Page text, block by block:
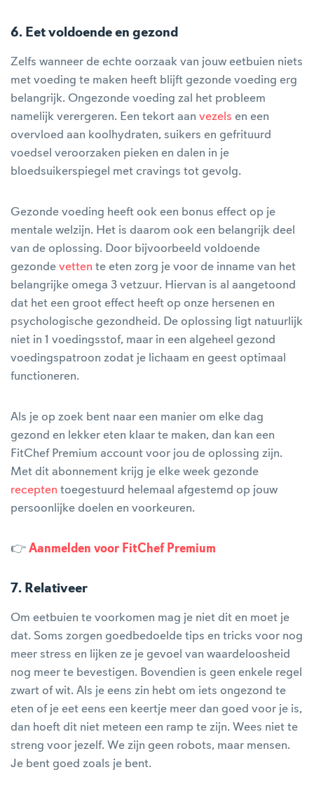
6. Eet voldoende en gezond
Zelfs wanneer de echte oorzaak van jouw eetbuien niets
met voeding te maken heeft blijft gezonde voeding erg
belangrijk. Ongezonde voeding zal het probleem
namelijk verergeren. Een tekort aan vezels en een
overvloed aan koolhydraten, suikers en gefrituurd
voedsel veroorzaken pieken en dalen in je
bloedsuikerspiegel met cravings tot gevolg.
Gezonde voeding heeft ook een bonus effect op je
mentale welzijn. Het is daarom ook een belangrijk deel
van de oplossing. Door bijvoorbeeld voldoende
gezonde vetten te eten zorg je voor de inname van het
belangrijke omega 3 vetzuur. Hiervan is al aangetoond
dat het een groot effect heeft op onze hersenen en
psychologische gezondheid. De oplossing ligt natuurlijk
niet in 1 voedingsstof, maar in een algeheel gezond
voedingspatroon zodat je lichaam en geest optimaal
functioneren.
Als je op zoek bent naar een manier om elke dag
gezond en lekker eten klaar te maken, dan kan een
FitChef Premium account voor jou de oplossing zijn.
Met dit abonnement krijg je elke week gezonde
recepten toegestuurd helemaal afgestemd op jouw
persoonlijke doelen en voorkeuren.
👉 Aanmelden voor FitChef Premium
7. Relativeer
Om eetbuien te voorkomen mag je niet dit en moet je
dat. Soms zorgen goedbedoelde tips en tricks voor nog
meer stress en lijken ze je gevoel van waardeloosheid
nog meer te bevestigen. Bovendien is geen enkele regel
zwart of wit. Als je eens zin hebt om iets ongezond te
eten of je eet eens een keertje meer dan goed voor je is,
dan hoeft dit niet meteen een ramp te zijn. Wees niet te
streng voor jezelf. We zijn geen robots, maar mensen.
Je bent goed zoals je bent.